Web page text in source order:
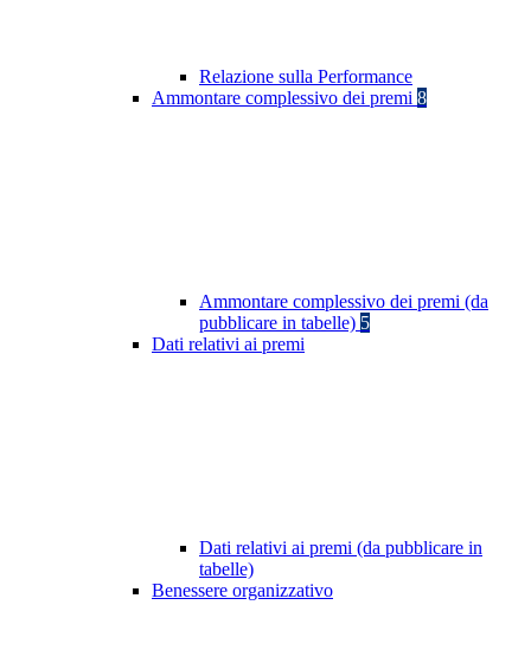
Relazione sulla Performance
Ammontare complessivo dei premi 8
Ammontare complessivo dei premi (da
pubblicare in tabelle) 5
Dati relativi ai premi
Dati relativi ai premi (da pubblicare in
tabelle)
Benessere organizzativo